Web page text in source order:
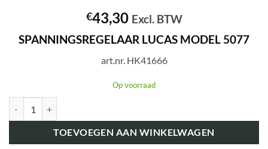
€43,30 Excl. BTW
SPANNINGSREGELAAR LUCAS MODEL 5077
art.nr. HK41666
Op voorraad
TOEVOEGEN AAN WINKELWAGEN